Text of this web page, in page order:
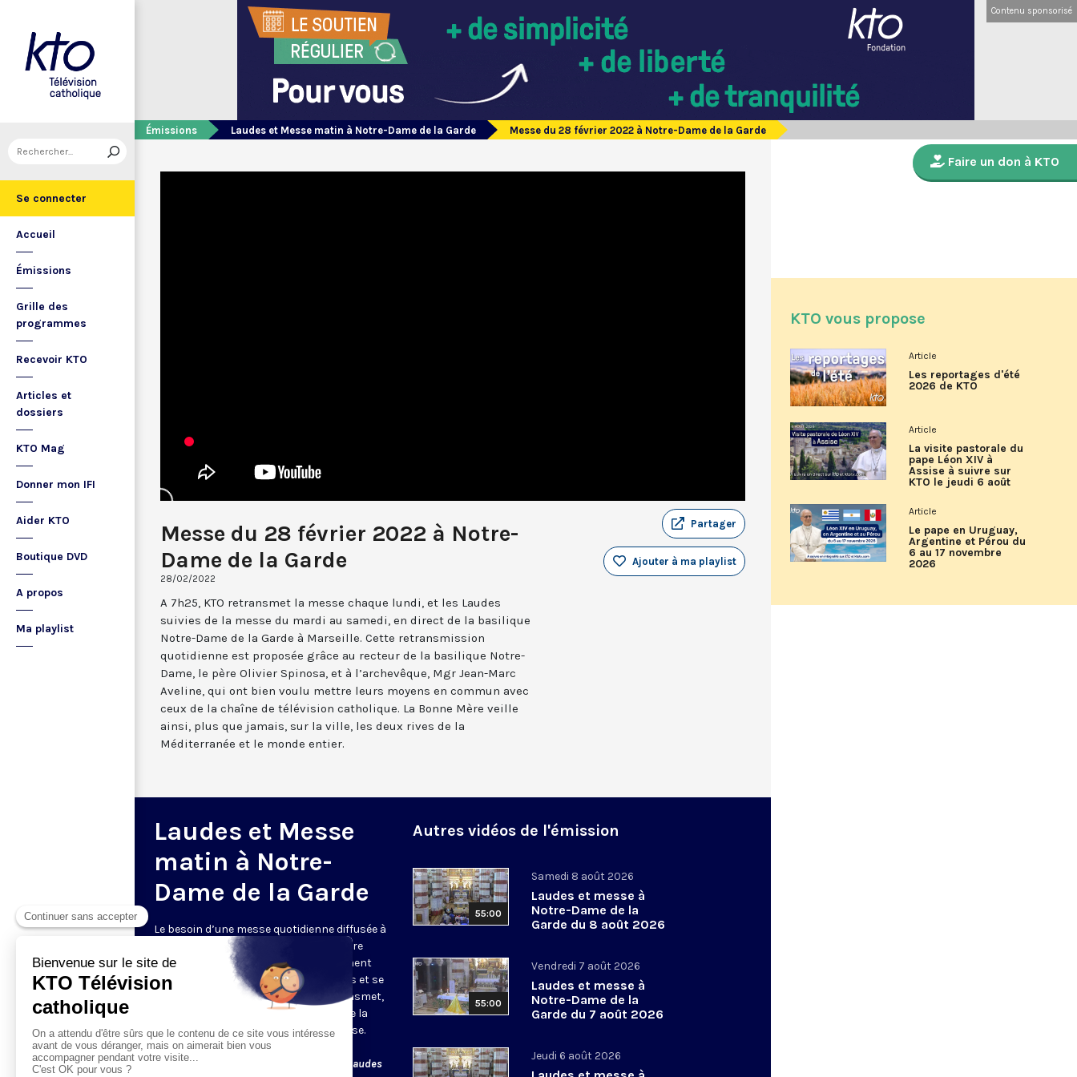
Se connecter
Accueil
Émissions
Grille des
programmes
Recevoir KTO
Articles et
dossiers
KTO Mag
Donner mon IFI
Aider KTO
Boutique DVD
A propos
Ma playlist
Contenu sponsorisé
Émissions Laudes et Messe matin à Notre-Dame de la Garde Messe du 28 février 2022 à Notre-Dame de la Garde
Messe du 28 février 2022 à Notre-
Dame de la Garde
28/02/2022
Partager
Ajouter à ma playlist
A 7h25, KTO retransmet la messe chaque lundi, et les Laudes
suivies de la messe du mardi au samedi, en direct de la basilique
Notre-Dame de la Garde à Marseille. Cette retransmission
quotidienne est proposée grâce au recteur de la basilique Notre-
Dame, le père Olivier Spinosa, et à l’archevêque, Mgr Jean-Marc
Aveline, qui ont bien voulu mettre leurs moyens en commun avec
ceux de la chaîne de télévision catholique. La Bonne Mère veille
ainsi, plus que jamais, sur la ville, les deux rives de la
Méditerranée et le monde entier.
Laudes et Messe
matin à Notre-
Dame de la Garde
Le besoin d’une messe quotidienne diffusée à
la télévision a été exprimé d’une manière
encore plus forte pendant le confinement
dans de nombreux pays francophones et se
maintient depuis la reprise. KTO retransmet,
en direct de la basilique Notre-Dame de la
Garde, à Marseille, les laudes et la messe.
Le lundi à 7h25, la messe
Du mardi au samedi à 7h25, messe avec laudes
Autres vidéos de l'émission
55:00
Samedi 8 août 2026
Laudes et messe à
Notre-Dame de la
Garde du 8 août 2026
55:00
Vendredi 7 août 2026
Laudes et messe à
Notre-Dame de la
Garde du 7 août 2026
Jeudi 6 août 2026
Faire un don à KTO
KTO vous propose
Article
Les reportages d'été
2026 de KTO
Article
La visite pastorale du
pape Léon XIV à
Assise à suivre sur
KTO le jeudi 6 août
Article
Le pape en Uruguay,
Argentine et Pérou du
6 au 17 novembre
2026